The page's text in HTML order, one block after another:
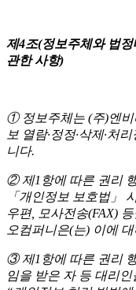
제4조(정보주체와 법
관한 사항)
① 정보주체는 (주)엔비
보 열람·정정·삭제·처
니다.
② 제1항에 따른 권리
「개인정보 보호법」
우편, 모사전송(FAX)
오컴퍼니은(는) 이에
③ 제1항에 따른 권리
임을 받은 자 등 대리